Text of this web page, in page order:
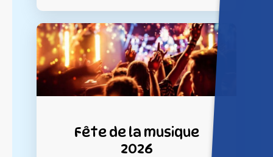
Fête de la musique
2026